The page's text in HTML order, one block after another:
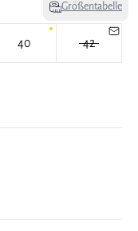
Größentabelle
40 42